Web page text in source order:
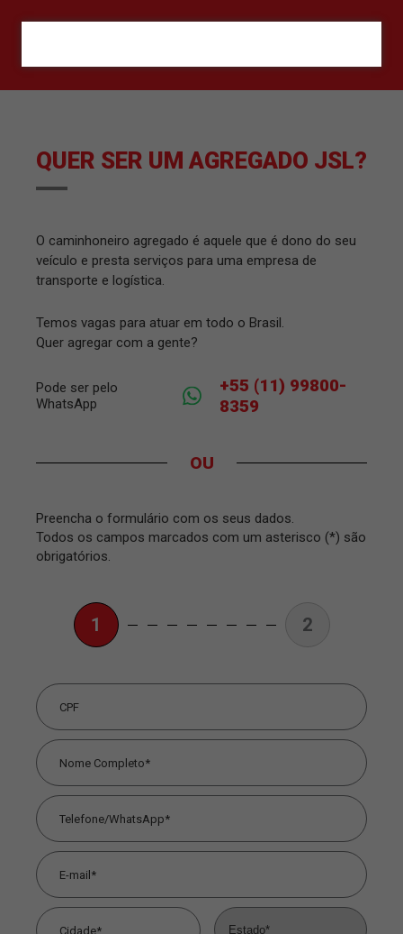
QUER SER UM AGREGADO JSL?
O caminhoneiro agregado é aquele que é dono do seu
veículo e presta serviços para uma empresa de
transporte e logística.
Temos vagas para atuar em todo o Brasil.
Quer agregar com a gente?
Pode ser pelo
WhatsApp
+55 (11) 99800-
8359
OU
Preencha o formulário com os seus dados.
Todos os campos marcados com um asterisco (*) são
obrigatórios.
1 2